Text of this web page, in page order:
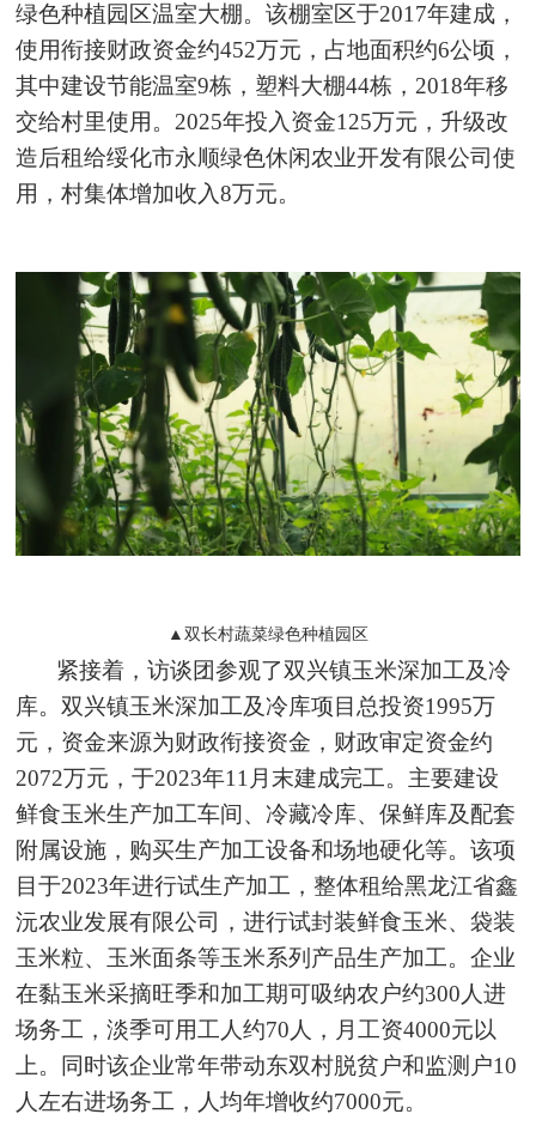
绿色种植园区温室大棚。该棚室区于2017年建成，
使用衔接财政资金约452万元，占地面积约6公顷，
其中建设节能温室9栋，塑料大棚44栋，2018年移
交给村里使用。2025年投入资金125万元，升级改
造后租给绥化市永顺绿色休闲农业开发有限公司使
用，村集体增加收入8万元。
▲双长村蔬菜绿色种植园区
紧接着，访谈团参观了双兴镇玉米深加工及冷
库。双兴镇玉米深加工及冷库项目总投资1995万
元，资金来源为财政衔接资金，财政审定资金约
2072万元，于2023年11月末建成完工。主要建设
鲜食玉米生产加工车间、冷藏冷库、保鲜库及配套
附属设施，购买生产加工设备和场地硬化等。该项
目于2023年进行试生产加工，整体租给黑龙江省鑫
沅农业发展有限公司，进行试封装鲜食玉米、袋装
玉米粒、玉米面条等玉米系列产品生产加工。企业
在黏玉米采摘旺季和加工期可吸纳农户约300人进
场务工，淡季可用工人约70人，月工资4000元以
上。同时该企业常年带动东双村脱贫户和监测户10
人左右进场务工，人均年增收约7000元。